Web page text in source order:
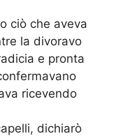
ciò che aveva
la divoravo
e pronta
ricevendo
dichiarò